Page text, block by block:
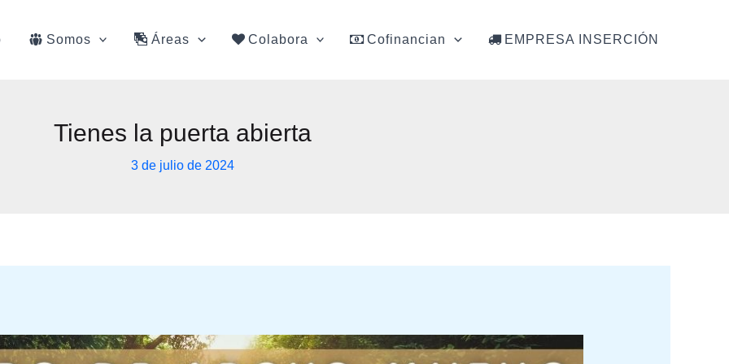
Somos Áreas Colabora Cofinancian EMPRESA INSERCIÓN
Tienes la puerta abierta
3 de julio de 2024